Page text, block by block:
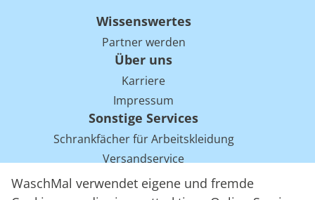
WaschMal verwendet eigene und fremde
Wissenswertes
Partner werden
Über uns
Karriere
Impressum
Sonstige Services
Schrankfächer für Arbeitskleidung
Versandservice
Einsparpotentiale für Mietwäsche bei Arbeitskleidung